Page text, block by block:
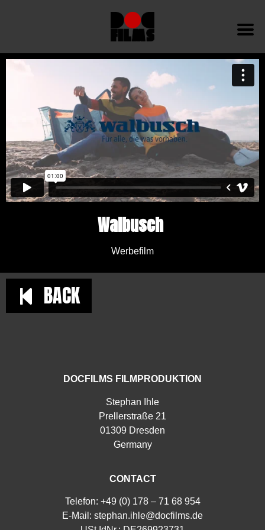
Walbusch
Werbefilm
BACK
DOCFILMS FILMPRODUKTION
Stephan Ihle
Prellerstraße 21
01309 Dresden
Germany
CONTACT
Telefon: +49 (0) 178 – 71 68 954
E-Mail: stephan.ihle@docfilms.de